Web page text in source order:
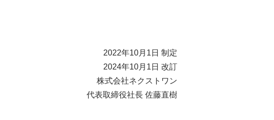
2022年10月1日 制定
2024年10月1日 改訂
株式会社ネクストワン
代表取締役社長 佐藤直樹